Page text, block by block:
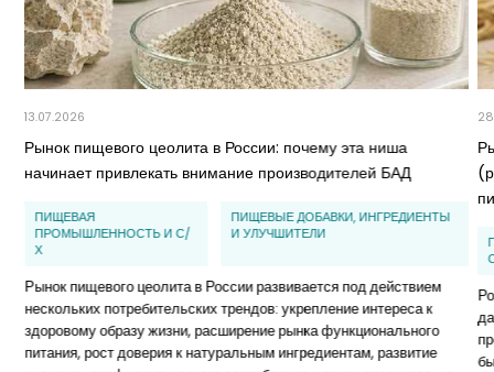
13.07.2026
Рынок пищевого цеолита в России: почему эта ниша
начинает привлекать внимание производителей БАД
ПИЩЕВАЯ
ПРОМЫШЛЕННОСТЬ И С/
Х
ПИЩЕВЫЕ ДОБАВКИ, ИНГРЕДИЕНТЫ
И УЛУЧШИТЕЛИ
Рынок пищевого цеолита в России развивается под действием
нескольких потребительских трендов: укрепление интереса к
здоровому образу жизни, расширение рынка функционального
питания, рост доверия к натуральным ингредиентам, развитие